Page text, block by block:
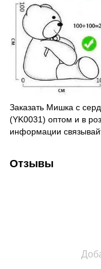
Заказать Мишка с
(YK0031) оптом и в
информации
Отзывы